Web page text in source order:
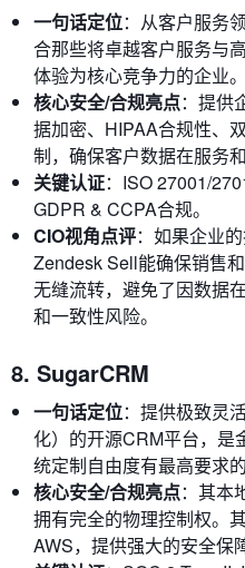
一句话定位：从客户服务
合那些将卓越客户服务与
体验为核心竞争力的企业。
核心安全/合规亮点：提供
据加密、HIPAA合规性、
制，确保客户数据在服务
关键认证：ISO 27001/
GDPR & CCPA合规。
CIO视角点评：如果企业
Zendesk Sell能确保销售
无缝流转，避免了因数据
和一致性风险。
8. SugarCRM
一句话定位：提供极致灵
化）的开源CRM平台，是
统定制自由度有最高要求
核心安全/合规亮点：其本
拥有完全的物理控制权。
AWS，提供强大的安全保